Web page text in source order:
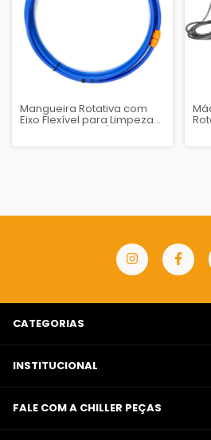
Mangueira Rotativa com
Eixo Flexível para Limpeza
de Trocadores 1/4" x 7,90
CATEGORIAS
INSTITUCIONAL
FALE COM A CHILLER PEÇAS